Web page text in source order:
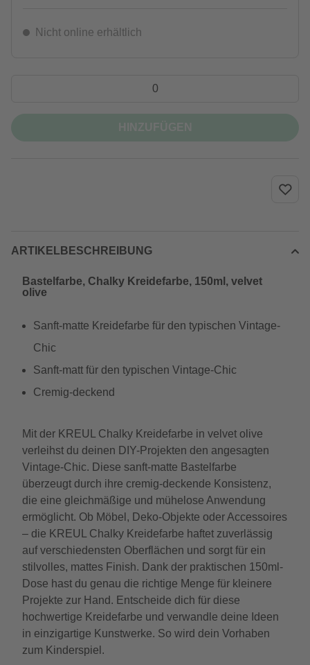
Nicht online erhältlich
ARTIKELBESCHREIBUNG
Bastelfarbe, Chalky Kreidefarbe, 150ml, velvet
olive
Sanft-matte Kreidefarbe für den typischen Vintage-
Chic
Sanft-matt für den typischen Vintage-Chic
Cremig-deckend
Mit der KREUL Chalky Kreidefarbe in velvet olive
verleihst du deinen DIY-Projekten den angesagten
Vintage-Chic. Diese sanft-matte Bastelfarbe
überzeugt durch ihre cremig-deckende Konsistenz,
die eine gleichmäßige und mühelose Anwendung
ermöglicht. Ob Möbel, Deko-Objekte oder Accessoires
– die KREUL Chalky Kreidefarbe haftet zuverlässig
auf verschiedensten Oberflächen und sorgt für ein
stilvolles, mattes Finish. Dank der praktischen 150ml-
Dose hast du genau die richtige Menge für kleinere
Projekte zur Hand. Entscheide dich für diese
hochwertige Kreidefarbe und verwandle deine Ideen
in einzigartige Kunstwerke. So wird dein Vorhaben
zum Kinderspiel.